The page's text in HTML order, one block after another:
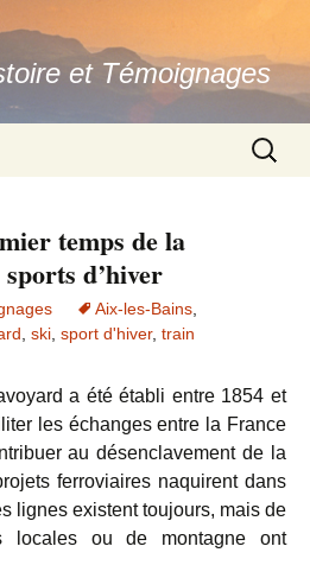
et Témoignages
temps de la
d’hiver
Aix-les-Bains
ski sport d'hiver, train
a été établi entre 1854 et
les échanges entre la France
au désenclavement de la
ferroviaires naquirent dans
lignes existent toujours, mais de
locales ou de montagne ont